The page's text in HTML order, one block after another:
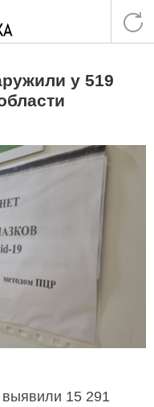
у 519
выявили 15 291